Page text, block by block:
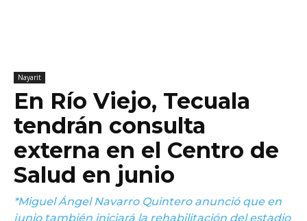
Nayarit
En Río Viejo, Tecuala
tendrán consulta
externa en el Centro de
Salud en junio
*Miguel Ángel Navarro Quintero anunció que en
junio también iniciará la rehabilitación del estadio